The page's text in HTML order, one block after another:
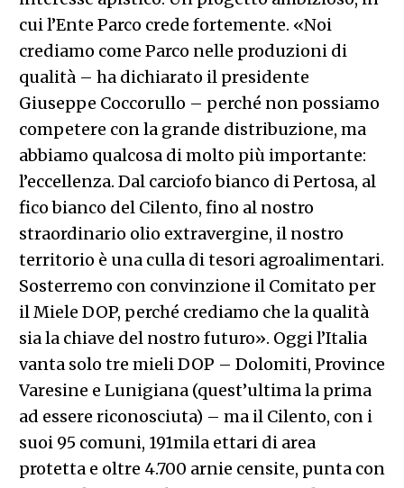
cui l’Ente Parco crede fortemente. «Noi
crediamo come Parco nelle produzioni di
qualità – ha dichiarato il presidente
Giuseppe Coccorullo – perché non possiamo
competere con la grande distribuzione, ma
abbiamo qualcosa di molto più importante:
l’eccellenza. Dal carciofo bianco di Pertosa, al
fico bianco del Cilento, fino al nostro
straordinario olio extravergine, il nostro
territorio è una culla di tesori agroalimentari.
Sosterremo con convinzione il Comitato per
il Miele DOP, perché crediamo che la qualità
sia la chiave del nostro futuro». Oggi l’Italia
vanta solo tre mieli DOP – Dolomiti, Province
Varesine e Lunigiana (quest’ultima la prima
ad essere riconosciuta) – ma il Cilento, con i
suoi 95 comuni, 191mila ettari di area
protetta e oltre 4.700 arnie censite, punta con